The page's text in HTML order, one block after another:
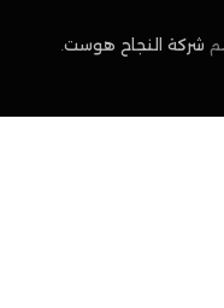
شركة النجاح هوست